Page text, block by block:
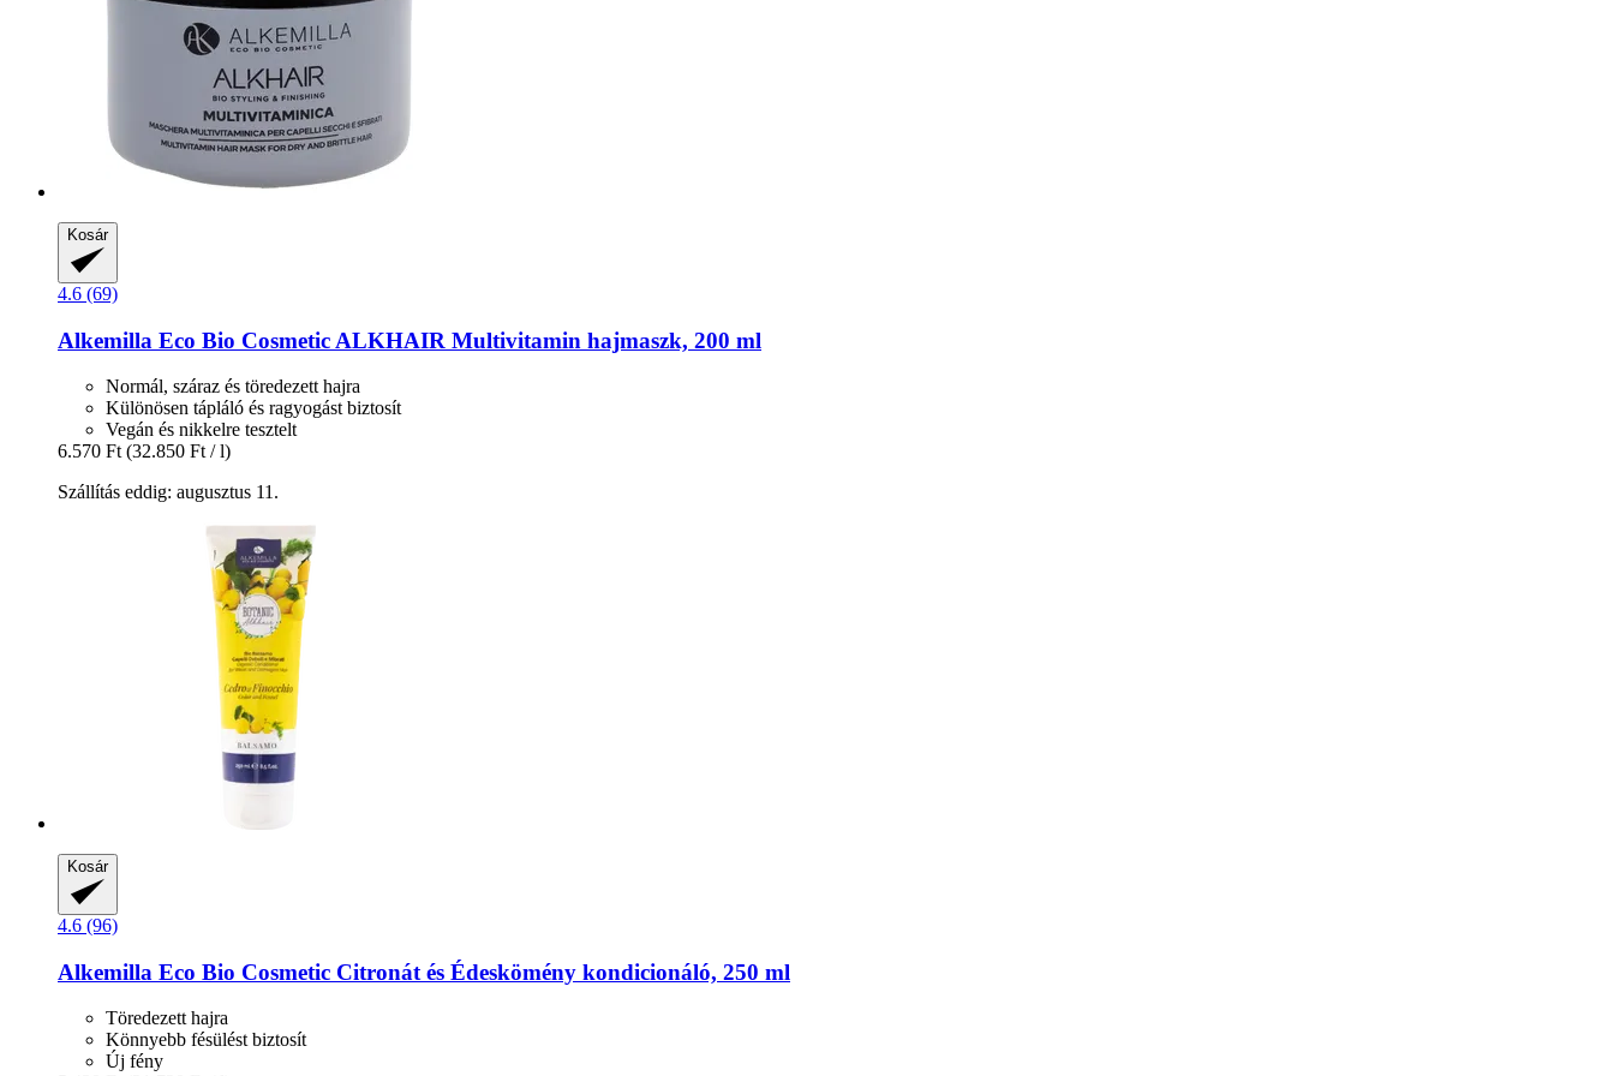
Kosár
4.6 (69)
Alkemilla Eco Bio Cosmetic ALKHAIR Multivitamin hajmaszk, 200 ml
Normál, száraz és töredezett hajra
Különösen tápláló és ragyogást biztosít
Vegán és nikkelre tesztelt
6.570 Ft (32.850 Ft / l)
Szállítás eddig: augusztus 11.
Kosár
4.6 (96)
Alkemilla Eco Bio Cosmetic Citronát és Édeskömény kondicionáló, 250 ml
Töredezett hajra
Könnyebb fésülést biztosít
Új fény